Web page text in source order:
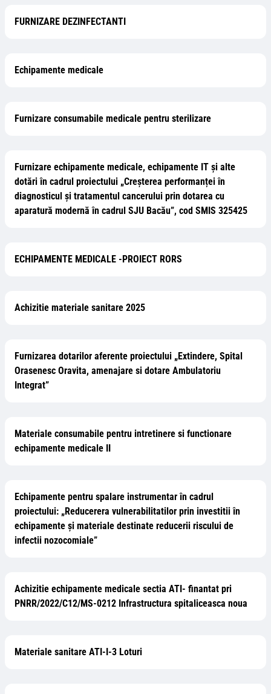
FURNIZARE DEZINFECTANTI
Echipamente medicale
Furnizare consumabile medicale pentru sterilizare
Furnizare echipamente medicale, echipamente IT și alte
dotări în cadrul proiectului „Creșterea performanței în
diagnosticul și tratamentul cancerului prin dotarea cu
aparatură modernă în cadrul SJU Bacău”, cod SMIS 325425
ECHIPAMENTE MEDICALE -PROIECT RORS
Achizitie materiale sanitare 2025
Furnizarea dotarilor aferente proiectului „Extindere, Spital
Orasenesc Oravita, amenajare si dotare Ambulatoriu
Integrat”
Materiale consumabile pentru intretinere si functionare
echipamente medicale II
Echipamente pentru spalare instrumentar în cadrul
proiectului: „Reducerera vulnerabilitatilor prin investitii în
echipamente și materiale destinate reducerii riscului de
infectii nozocomiale”
Achizitie echipamente medicale sectia ATI- finantat pri
PNRR/2022/C12/MS-0212 Infrastructura spitaliceasca noua
Materiale sanitare ATI-I-3 Loturi